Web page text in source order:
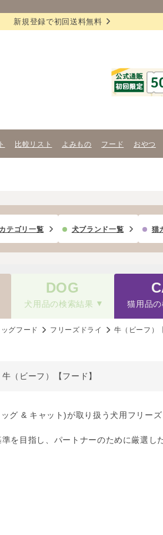
新規登録で初回送料無料
比較リスト よみもの フード おやつ
テゴリ一覧 犬ブランド一覧 猫
DOG
犬用品の検索結果 猫用品
ッグフード フリーズドライ 牛（ビーフ）
（ビーフ）【フード】
グ & キャット)が取り扱う犬用フリー
を目指し、パートナーのために厳選し